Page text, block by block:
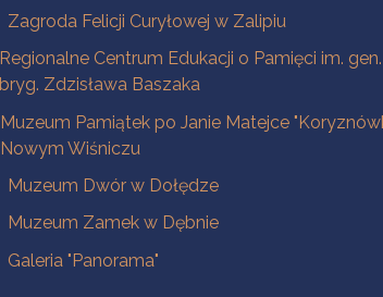
Zagroda Felicji Curyłowej w Zalipiu
Regionalne Centrum Edukacji o Pamięci im. gen.
bryg. Zdzisława Baszaka
Muzeum Pamiątek po Janie Matejce
Nowym Wiśniczu
Muzeum Dwór w Dołędze
Muzeum Zamek w Dębnie
Galeria "Panorama"